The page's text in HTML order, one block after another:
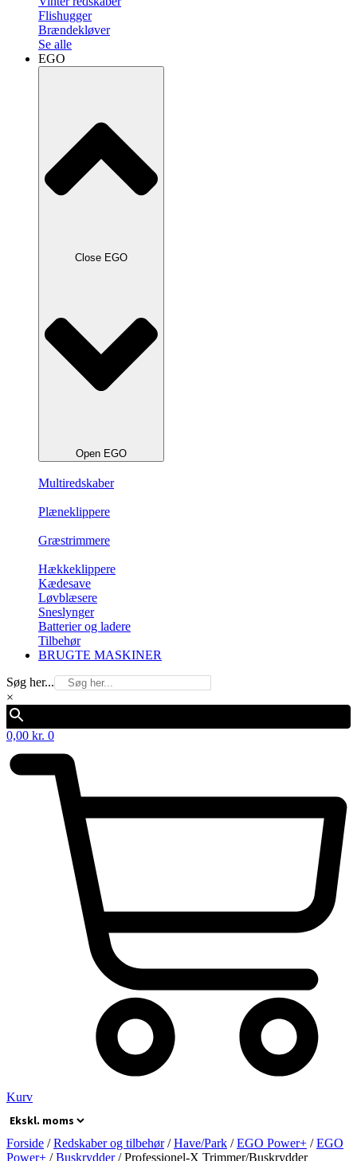
Flishugger
Brændekløver
Se alle
EGO
Close EGO
Open EGO
Multiredskaber
Plæneklippere
Græstrimmere
Hækkeklippere
Kædesave
Løvblæsere
Sneslynger
Batterier og ladere
Tilbehør
BRUGTE MASKINER
Søg her...
×
0,00 kr. 0
Kurv
Forside /Redskaber og tilbehør/Have/Park /EGO Power+ /EGO
Power+ /Buskrydder/ Professionel-X Trimmer/Buskrydder